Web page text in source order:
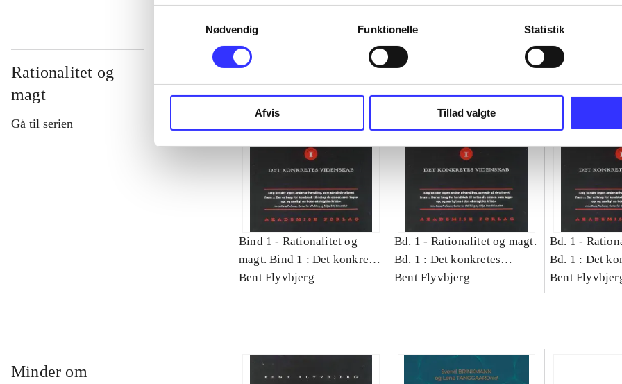
Nødvendig
Funktionelle Statistik
Afvis Tillad valgte
Rationalitet og
magt
Gå til serien
Bind 1 - Rationalitet og
magt. Bind 1 : Det konkretes
videnskab
Bent Flyvbjerg
Bd. 1 - Rationalitet og magt.
Bd. 1 : Det konkretes
videnskab
Bent Flyvbjerg
Bd. 1 -
Bd. 1 : Det
videnskab
Bent
Minder om